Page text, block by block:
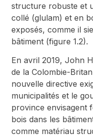
structure robuste et
collé (glulam) et en
exposés, comme il
bâtiment (figure 1.2).
En avril 2019, John
de la Colombie-
nouvelle directive
municipalités et le
province envisagent
bois dans les
comme matériau